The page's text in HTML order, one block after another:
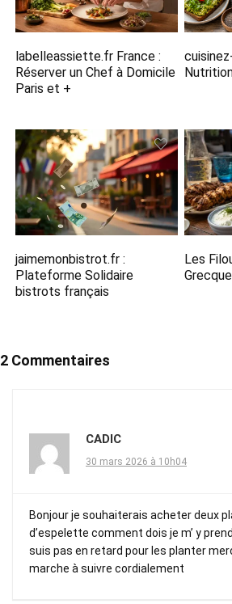
labelleassiette.fr France :
Réserver un Chef à Domicile
Paris et +
jaimemonbistrot.fr :
Plateforme Solidaire
bistrots français
Les
2 Commentaires
CADIC
30 mars 2026 à 10h04
Bonjour je souhaiterais acheter deux
d’espelette comment dois je m’ y
suis pas en retard pour les planter
marche à suivre cordialement